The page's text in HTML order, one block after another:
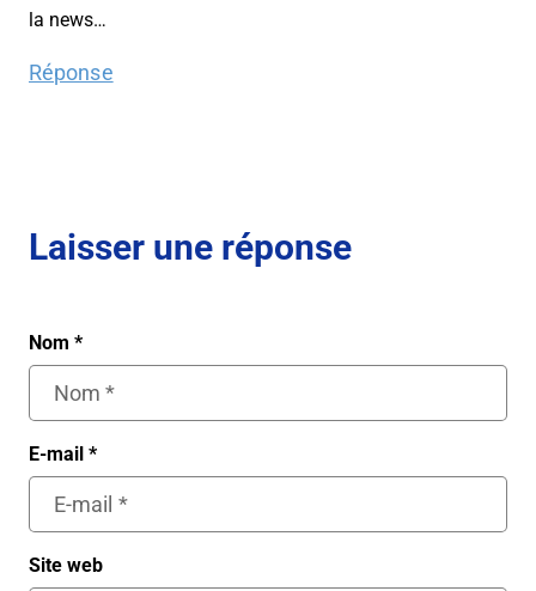
la news…
Réponse
Laisser une réponse
Nom *
E-mail *
Site web